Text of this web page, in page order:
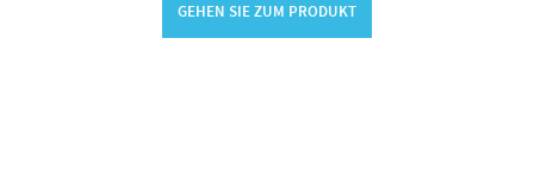
GEHEN SIE ZUM PRODUKT